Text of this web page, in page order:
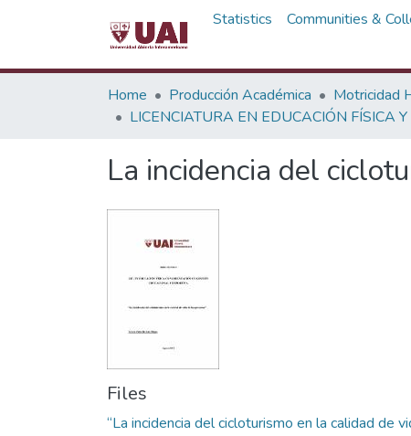
Statistics Communities &
Home Producción Académica Motricidad
LICENCIATURA EN EDUCACIÓN FÍSICA
La incidencia del
Files
“La incidencia del cicloturismo en la calidad de